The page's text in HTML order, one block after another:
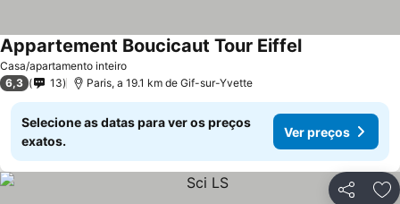
Casa/apartamento inteiro
Appartement Boucicaut Tour EiffelVer preços
6,3 13 Paris, a 19.1 km de Gif-sur-Yvette
Selecione as datas para ver os preços
exatos.
Ver preços
Partilhar